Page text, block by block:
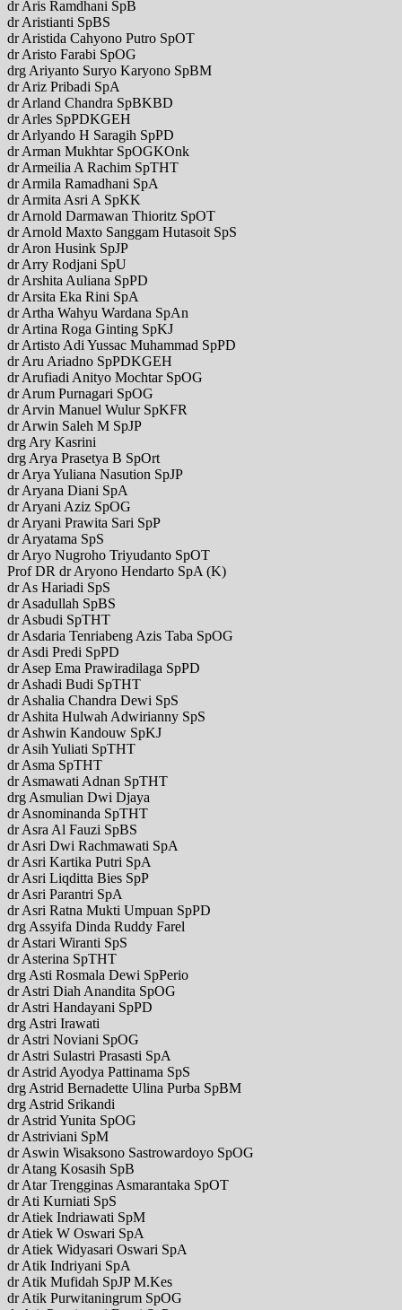
dr Aris Ramdhani SpB
dr Aristianti SpBS
dr Aristida Cahyono Putro SpOT
dr Aristo Farabi SpOG
drg Ariyanto Suryo Karyono SpBM
dr Ariz Pribadi SpA
dr Arland Chandra SpBKBD
dr Arles SpPDKGEH
dr Arlyando H Saragih SpPD
dr Arman Mukhtar SpOGKOnk
dr Armeilia A Rachim SpTHT
dr Armila Ramadhani SpA
dr Armita Asri A SpKK
dr Arnold Darmawan Thioritz SpOT
dr Arnold Maxto Sanggam Hutasoit SpS
dr Aron Husink SpJP
dr Arry Rodjani SpU
dr Arshita Auliana SpPD
dr Arsita Eka Rini SpA
dr Artha Wahyu Wardana SpAn
dr Artina Roga Ginting SpKJ
dr Artisto Adi Yussac Muhammad SpPD
dr Aru Ariadno SpPDKGEH
dr Arufiadi Anityo Mochtar SpOG
dr Arum Purnagari SpOG
dr Arvin Manuel Wulur SpKFR
dr Arwin Saleh M SpJP
drg Ary Kasrini
drg Arya Prasetya B SpOrt
dr Arya Yuliana Nasution SpJP
dr Aryana Diani SpA
dr Aryani Aziz SpOG
dr Aryani Prawita Sari SpP
dr Aryatama SpS
dr Aryo Nugroho Triyudanto SpOT
Prof DR dr Aryono Hendarto SpA (K)
dr As Hariadi SpS
dr Asadullah SpBS
dr Asbudi SpTHT
dr Asdaria Tenriabeng Azis Taba SpOG
dr Asdi Predi SpPD
dr Asep Ema Prawiradilaga SpPD
dr Ashadi Budi SpTHT
dr Ashalia Chandra Dewi SpS
dr Ashita Hulwah Adwirianny SpS
dr Ashwin Kandouw SpKJ
dr Asih Yuliati SpTHT
dr Asma SpTHT
dr Asmawati Adnan SpTHT
drg Asmulian Dwi Djaya
dr Asnominanda SpTHT
dr Asra Al Fauzi SpBS
dr Asri Dwi Rachmawati SpA
dr Asri Kartika Putri SpA
dr Asri Liqditta Bies SpP
dr Asri Parantri SpA
dr Asri Ratna Mukti Umpuan SpPD
drg Assyifa Dinda Ruddy Farel
dr Astari Wiranti SpS
dr Asterina SpTHT
drg Asti Rosmala Dewi SpPerio
dr Astri Diah Anandita SpOG
dr Astri Handayani SpPD
drg Astri Irawati
dr Astri Noviani SpOG
dr Astri Sulastri Prasasti SpA
dr Astrid Ayodya Pattinama SpS
drg Astrid Bernadette Ulina Purba SpBM
drg Astrid Srikandi
dr Astrid Yunita SpOG
dr Astriviani SpM
dr Aswin Wisaksono Sastrowardoyo SpOG
dr Atang Kosasih SpB
dr Atar Trengginas Asmarantaka SpOT
dr Ati Kurniati SpS
dr Atiek Indriawati SpM
dr Atiek W Oswari SpA
dr Atiek Widyasari Oswari SpA
dr Atik Indriyani SpA
dr Atik Mufidah SpJP M.Kes
dr Atik Purwitaningrum SpOG